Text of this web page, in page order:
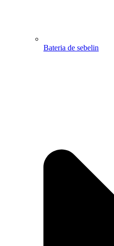
Bateria de sebelin